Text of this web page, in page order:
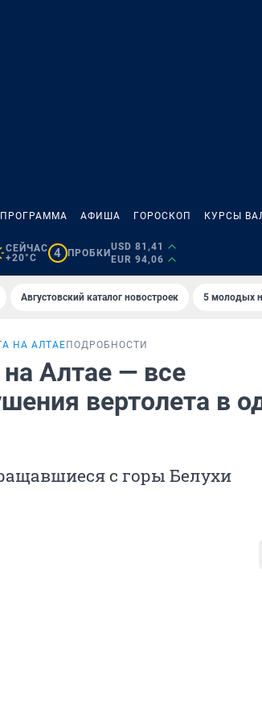
АФИША ГОРОСКОП КУРСЫ
СЕЙЧАС
+20°C
4 ПРОБКИ
USD 81,41
EUR 94,06
Августовский каталог новостроек 5 молодых
НА АЛТАЕ ПОДРОБНОСТИ
Алтае — все
вертолета в
с горы Белухи